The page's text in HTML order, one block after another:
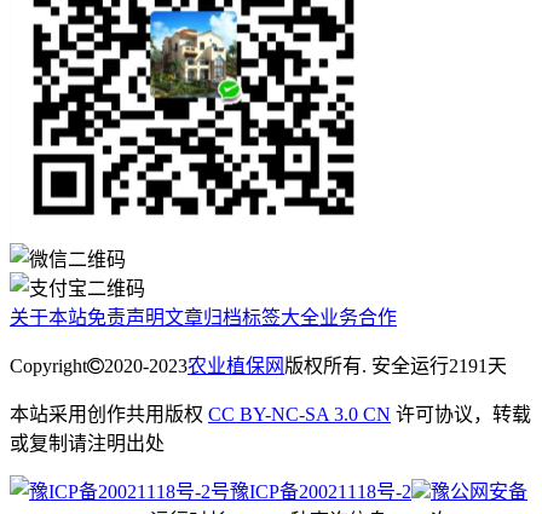
关于本站免责声明文章归档标签大全业务合作
Copyright 2020-2023农业植保网 版权所有. 安全运行2191 天
本站采用创作共用版权 CC BY-NC-SA 3.0 CN 许可协议，转载
或复制请注明出处
豫ICP备20021118号-2
豫公网安备